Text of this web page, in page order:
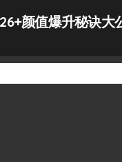
颜值爆升秘诀大